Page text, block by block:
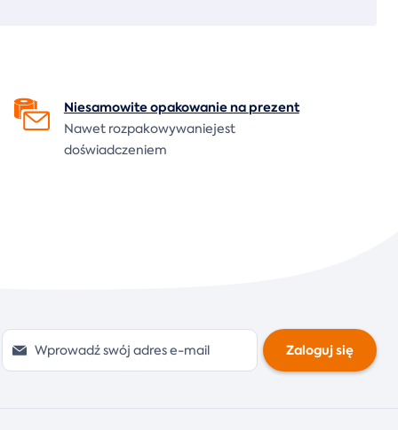
Niesamowite opakowanie naprezent
Nawet rozpakowywaniejest
doświadczeniem
Zaloguj się